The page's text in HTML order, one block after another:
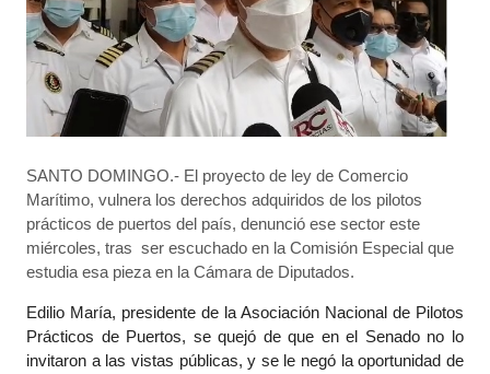
SANTO DOMINGO.- El proyecto de ley de Comercio
Marítimo, vulnera los derechos adquiridos de los pilotos
prácticos de puertos del país, denunció ese sector este
miércoles, tras ser escuchado en la Comisión Especial que
estudia esa pieza en la Cámara de Diputados.
Edilio María, presidente de la Asociación Nacional de Pilotos
Prácticos de Puertos, se quejó de que en el Senado no lo
invitaron a las vistas públicas, y se le negó la oportunidad de